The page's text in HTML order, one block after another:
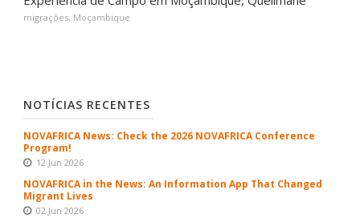
migrações, Moçambique
NOTÍCIAS RECENTES
NOVAFRICA News: Check the 2026 NOVAFRICA Conference
Program!
12 Jun 2026
NOVAFRICA in the News: An Information App That Changed
Migrant Lives
02 Jun 2026